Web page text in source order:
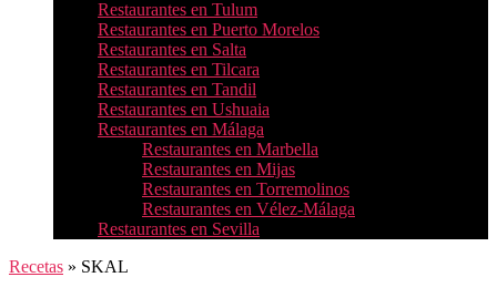
Restaurantes en Tulum
Restaurantes en Puerto Morelos
Restaurantes en Salta
Restaurantes en Tilcara
Restaurantes en Tandil
Restaurantes en Ushuaia
Restaurantes en Málaga
Restaurantes en Marbella
Restaurantes en Mijas
Restaurantes en Torremolinos
Restaurantes en Vélez-Málaga
Restaurantes en Sevilla
Recetas » SKAL